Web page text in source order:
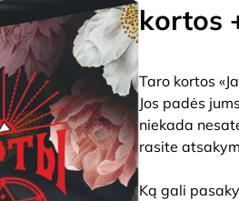
kortos
Taro kortos
Jos padės
niekada
rasite
Ką gali